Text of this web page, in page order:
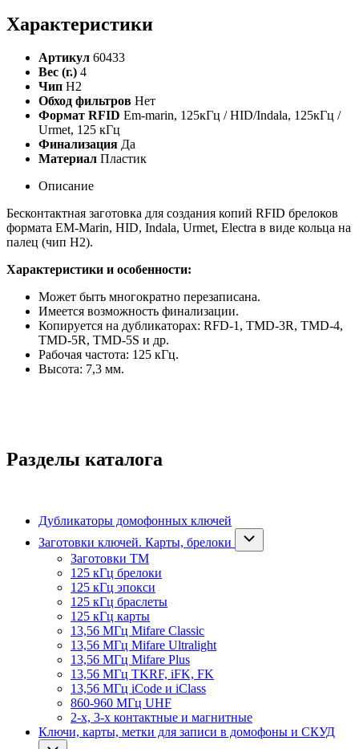
Характеристики
Артикул 60433
Вес (г.) 4
Чип H2
Обход фильтров Нет
Формат RFID Em-marin, 125кГц / HID/Indala, 125кГц /
Urmet, 125 кГц
Финализация Да
Материал Пластик
Описание
Бесконтактная заготовка для создания копий RFID брелоков
формата EM-Marin, HID, Indala, Urmet, Electra в виде кольца на
палец (чип H2).
Характеристики и особенности:
Может быть многократно перезаписана.
Имеется возможность финализации.
Копируется на дубликаторах: RFD-1, TMD-3R, TMD-4,
TMD-5R, TMD-5S и др.
Рабочая частота: 125 кГц.
Высота: 7,3 мм.
Разделы каталога
Дубликаторы домофонных ключей
Заготовки ключей. Карты, брелоки
Заготовки ТМ
125 кГц брелоки
125 кГц эпокси
125 кГц браслеты
125 кГц карты
13,56 МГц Mifare Classic
13,56 МГц Mifare Ultralight
13,56 МГц Mifare Plus
13,56 МГц TKRF, iFK, FK
13,56 МГц iCode и iClass
860-960 МГц UHF
2-х, 3-х контактные и магнитные
Ключи, карты, метки для записи в домофоны и СКУД